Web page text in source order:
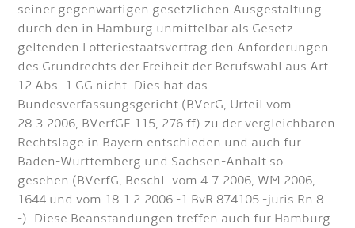
seiner gegenwärtigen gesetzlichen Ausgestaltung
durch den in Hamburg unmittelbar als Gesetz
geltenden Lotteriestaatsvertrag den Anforderungen
des Grundrechts der Freiheit der Berufswahl aus Art.
12 Abs. 1 GG nicht. Dies hat das
Bundesverfassungsgericht (BVerG, Urteil vom
28.3.2006, BVerfGE 115, 276 ff) zu der vergleichbaren
Rechtslage in Bayern entschieden und auch für
Baden-Württemberg und Sachsen-Anhalt so
gesehen (BVerfG, Beschl. vom 4.7.2006, WM 2006,
1644 und vom 18.1 2.2006 -1 BvR 874105 -juris Rn 8
-). Diese Beanstandungen treffen auch für Hamburg